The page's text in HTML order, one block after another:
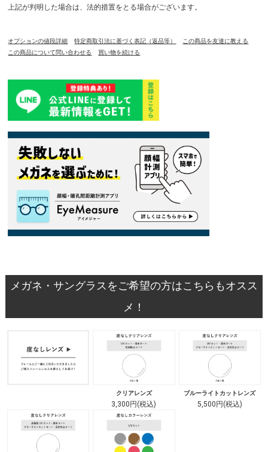
上記が判明した場合は、法的措置をとる場合がございます。
オプションの値段詳細 特定商取引法に基づく表記（返品等）
この商品を友達に教える
この商品について問い合わせる
買い物を続ける
メガネ・サングラスをご希望の方はこちらもオスス
メ！
クリアレンズ
3,300円(税込)
ブルーライトカットレンズ
5,500円(税込)